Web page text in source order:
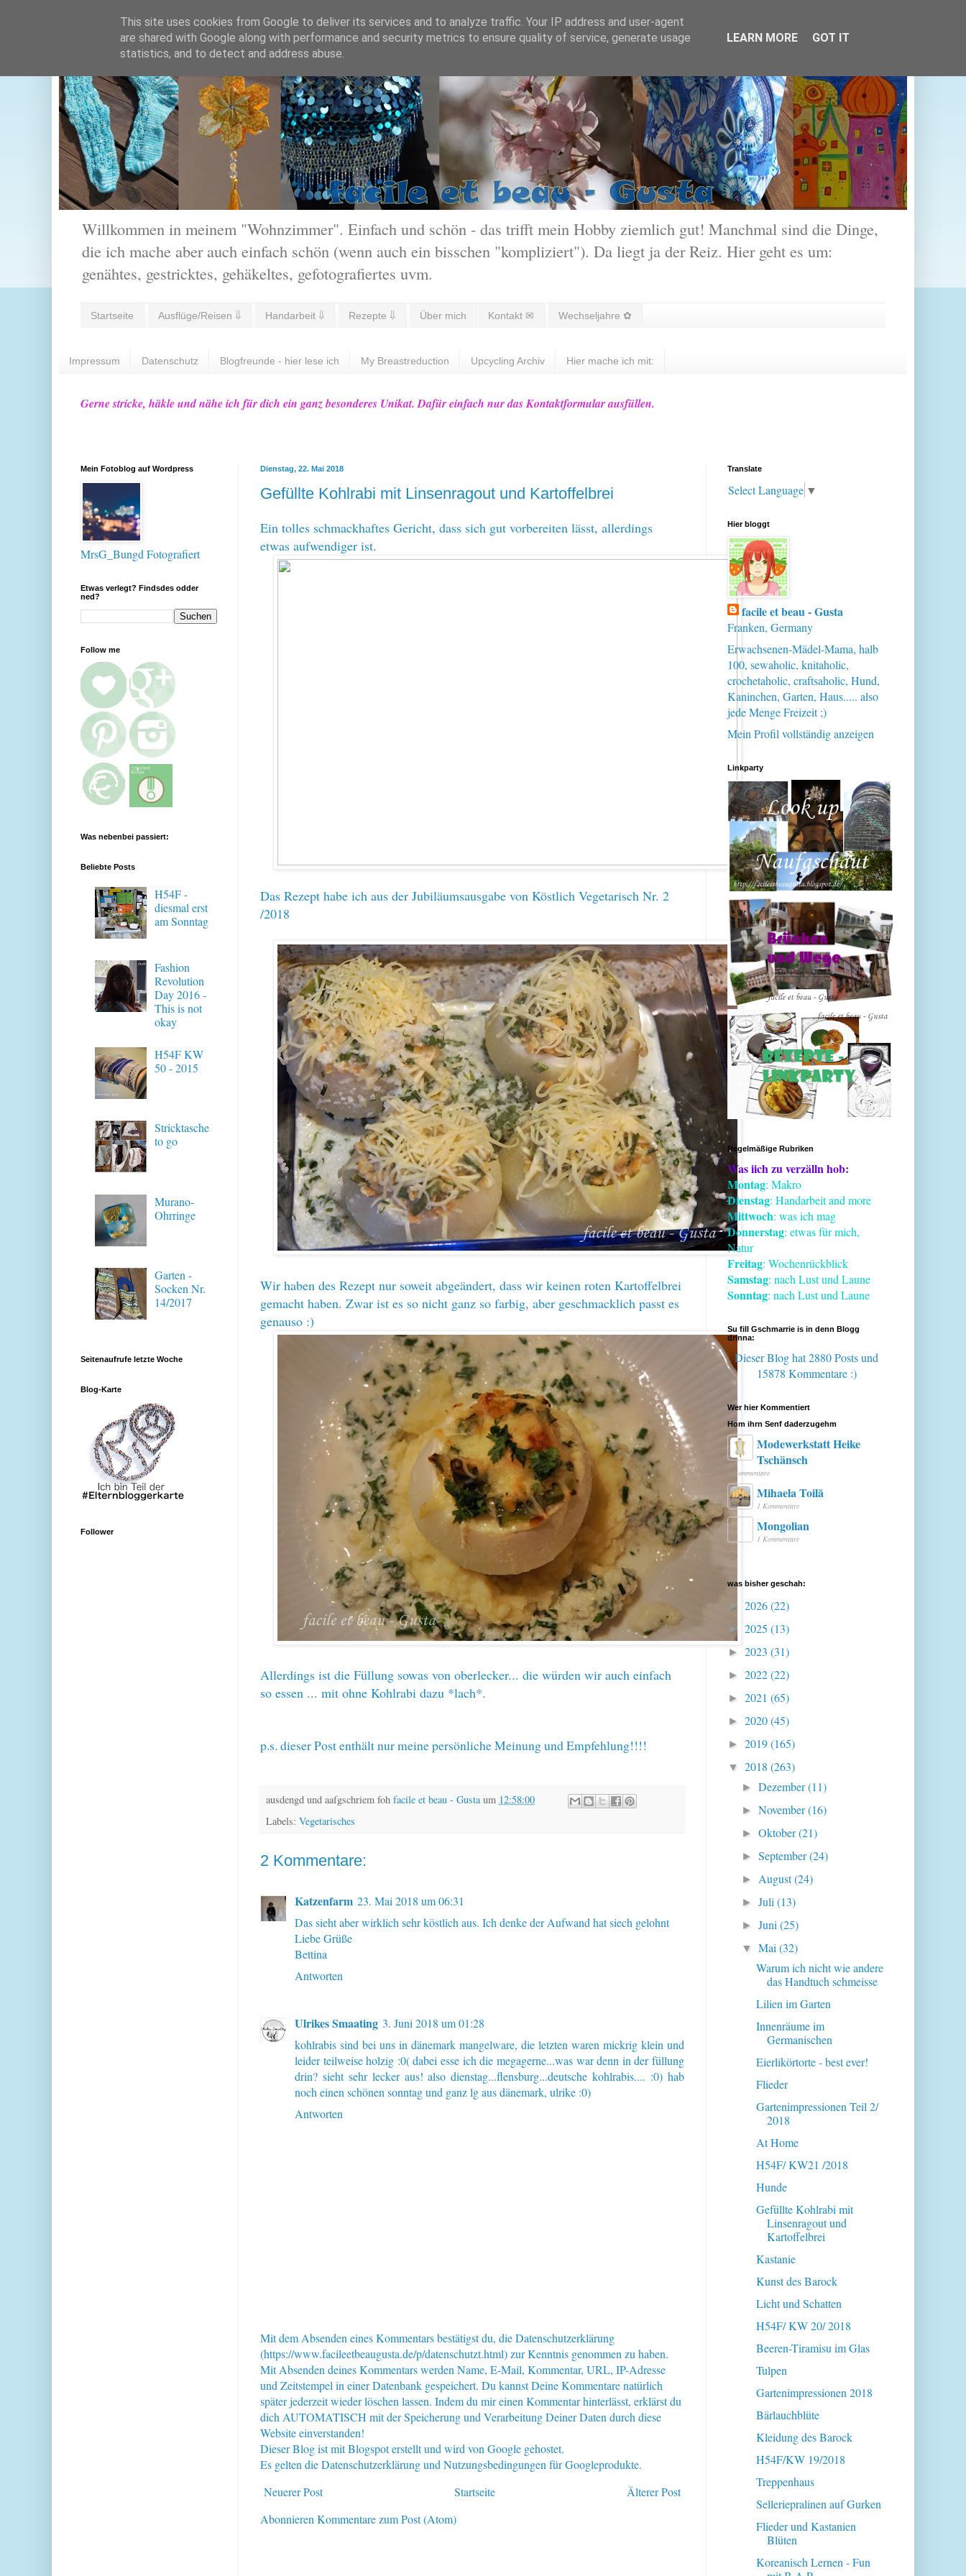
Willkommen in meinem "Wohnzimmer". Einfach und schön - das trifft mein Hobby ziemlich gut! Manchmal sind die Dinge,
die ich mache aber auch einfach schön (wenn auch ein bisschen "kompliziert"). Da liegt ja der Reiz. Hier geht es um:
genähtes, gestricktes, gehäkeltes, gefotografiertes uvm.
Startseite Ausflüge/Reisen ⇓ Handarbeit ⇓ Rezepte ⇓ Über mich Kontakt ✉ Wechseljahre ✿
Impressum Datenschutz Blogfreunde - hier lese ich My Breastreduction Upcycling Archiv Hier mache ich mit:
Gerne stricke, häkle und nähe ich für dich ein ganz besonderes Unikat. Dafür einfach nur das Kontaktformular ausfüllen.
Dienstag, 22. Mai 2018
Gefüllte Kohlrabi mit Linsenragout und Kartoffelbrei
Ein tolles schmackhaftes Gericht, dass sich gut vorbereiten lässt, allerdings
etwas aufwendiger ist.
Das Rezept habe ich aus der Jubiläumsausgabe von Köstlich Vegetarisch Nr. 2
/2018
Wir haben des Rezept nur soweit abgeändert, dass wir keinen roten Kartoffelbrei
gemacht haben. Zwar ist es so nicht ganz so farbig, aber geschmacklich passt es
genauso :)
Allerdings ist die Füllung sowas von oberlecker... die würden wir auch einfach
so essen ... mit ohne Kohlrabi dazu *lach*.
p.s. dieser Post enthält nur meine persönliche Meinung und Empfehlung!!!!
ausdengd und aafgschriem foh facile et beau - Gusta um 12:58:00
Labels: Vegetarisches
2 Kommentare:
Katzenfarm 23. Mai 2018 um 06:31
Das sieht aber wirklich sehr köstlich aus. Ich denke der Aufwand hat siech gelohnt
Liebe Grüße
Bettina
Antworten
Ulrikes Smaating 3. Juni 2018 um 01:28
kohlrabis sind bei uns in dänemark mangelware, die letzten waren mickrig klein und
leider teilweise holzig :0( dabei esse ich die megagerne...was war denn in der füllung
drin? sieht sehr lecker aus! also dienstag...flensburg...deutsche kohlrabis.... :0) hab
noch einen schönen sonntag und ganz lg aus dänemark, ulrike :0)
Antworten
Mit dem Absenden eines Kommentars bestätigst du, die Datenschutzerklärung
(https://www.facileetbeaugusta.de/p/datenschutzt.html) zur Kenntnis genommen zu haben.
Mit Absenden deines Kommentars werden Name, E-Mail, Kommentar, URL, IP-Adresse
und Zeitstempel in einer Datenbank gespeichert. Du kannst Deine Kommentare natürlich
später jederzeit wieder löschen lassen. Indem du mir einen Kommentar hinterlässt, erklärst du
dich AUTOMATISCH mit der Speicherung und Verarbeitung Deiner Daten durch diese
Website einverstanden!
Dieser Blog ist mit Blogspot erstellt und wird von Google gehostet.
Es gelten die Datenschutzerklärung und Nutzungsbedingungen für Googleprodukte.
Neuerer Post
Älterer Post
Startseite
Abonnieren Kommentare zum Post (Atom)
Mein Fotoblog auf Wordpress
MrsG_Bungd Fotografiert
Etwas verlegt? Findsdes odder
ned?
Follow me
Was nebenbei passiert:
Beliebte Posts
H54F -
diesmal erst
am Sonntag
Fashion
Revolution
Day 2016 -
This is not
okay
H54F KW
50 - 2015
Stricktasche
to go
Murano-
Ohrringe
Garten -
Socken Nr.
14/2017
Seitenaufrufe letzte Woche
Blog-Karte
Follower
Translate
Select Language ▼
Hier bloggt
facile et beau - Gusta
Franken, Germany
Erwachsenen-Mädel-Mama, halb
100, sewaholic, knitaholic,
crochetaholic, craftsaholic, Hund,
Kaninchen, Garten, Haus..... also
jede Menge Freizeit ;)
Mein Profil vollständig anzeigen
Linkparty
Regelmäßige Rubriken
Was iich zu verzälln hob:
Montag: Makro
Dienstag: Handarbeit and more
Mittwoch: was ich mag
Donnerstag: etwas für mich,
Natur
Freitag: Wochenrückblick
Samstag: nach Lust und Laune
Sonntag: nach Lust und Laune
Su fill Gschmarrie is in denn Blogg
drinna:
Dieser Blog hat 2880 Postsund
15878 Kommentare :)
Wer hier Kommentiert
Hom ihrn Senf daderzugehm
Modewerkstatt Heike
Tschänsch
1 Kommentare
Mihaela Toilă
1 Kommentare
Mongolian
1 Kommentare
was bisher geschah:
► 2026(22)
► 2025 (13)
► 2023 (31)
► 2022(22)
► 2021 (65)
► 2020(45)
► 2019(165)
▼ 2018 (263)
►Dezember(11)
►November(16)
►Oktober(21)
►September(24)
► August(24)
►Juli(13)
►Juni(25)
▼Mai(32)
Warum ich nicht wie andere
das Handtuch schmeisse
Lilien im Garten
Innenräume im
Germanischen
Eierlikörtorte - best ever!
Flieder
Gartenimpressionen Teil 2/
2018
At Home
H54F/ KW21 /2018
Hunde
Gefüllte Kohlrabi mit
Linsenragout und
Kartoffelbrei
Kastanie
Kunst des Barock
Licht und Schatten
H54F/ KW 20/ 2018
Beeren-Tiramisu im Glas
Tulpen
Gartenimpressionen 2018
Bärlauchblüte
Kleidung des Barock
H54F/KW 19/2018
Treppenhaus
Selleriepralinen auf Gurken
Flieder und Kastanien
Blüten
Koreanisch Lernen - Fun
This site uses cookies from Google to deliver its services and to analyze traffic. Your IP address and user-agent
are shared with Google along with performance and security metrics to ensure quality of service, generate usage
statistics, and to detect and address abuse.
LEARN MORE GOT IT